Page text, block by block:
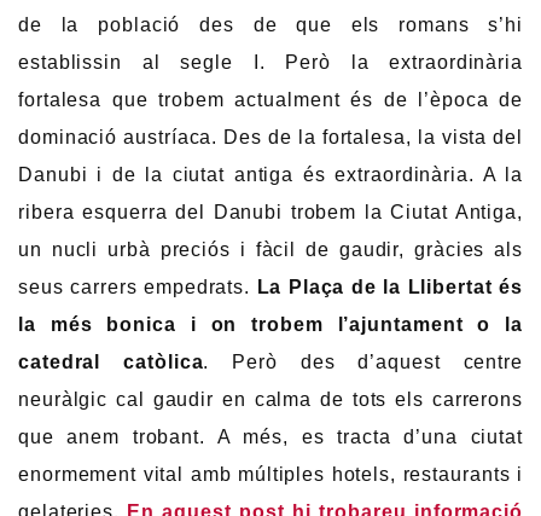
de la població des de que els romans s’hi
establissin al segle I. Però la extraordinària
fortalesa que trobem actualment és de l’època de
dominació austríaca. Des de la fortalesa, la vista del
Danubi i de la ciutat antiga és extraordinària. A la
ribera esquerra del Danubi trobem la Ciutat Antiga,
un nucli urbà preciós i fàcil de gaudir, gràcies als
seus carrers empedrats.
La Plaça de la Llibertat és
la més bonica i on trobem l’ajuntament o la
catedral catòlica. Però des d’aquest centre
neuràlgic cal gaudir en calma de tots els carrerons
que anem trobant. A més, es tracta d’una ciutat
enormement vital amb múltiples hotels, restaurants i
gelateries.
En aquest post hi trobareu informació